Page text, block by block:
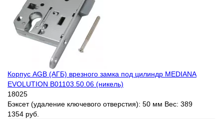
Корпус AGB (АГБ) врезного замка под цилиндр MEDIANA
EVOLUTION B01103.50.06 (никель)
18025
Бэксет (удаление ключевого отверстия): 50 мм Вес: 389
1354 руб.